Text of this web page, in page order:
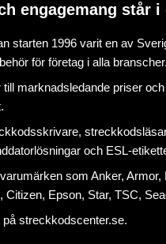
engagemang står i
starten 1996 varit en av
för företag i alla branscher.
marknadsledande priser
,
och ESL-
som Anker, Armor,
Citizen, Epson, Star, TSC,
påstreckkodscenter.se.